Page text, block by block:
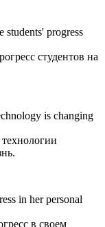
students' progress
студентов на
is changing
in her personal
в своем